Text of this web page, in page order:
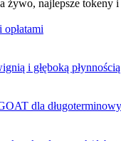
handlowe itp.
najlepsze tokeny
i głęboką płynnością
dla